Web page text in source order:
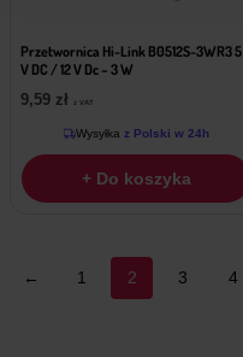
Przetwornica Hi-Link B0512S-3WR3 5
V DC / 12 V Dc – 3 W
9,59 zł z VAT
Wysyłka z Polski w 24h
+ Do koszyka
← 1 2 3 4